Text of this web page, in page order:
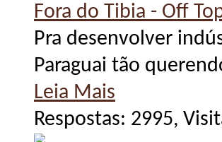
Fora do Tibia - Off
Pra desenvolver
Paraguai tão
Leia Mais
Respostas: 2995,